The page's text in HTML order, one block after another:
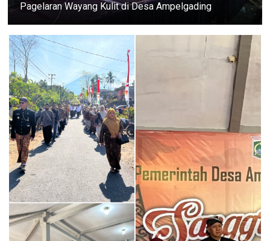
Pagelaran Wayang Kulit di Desa Ampelgading